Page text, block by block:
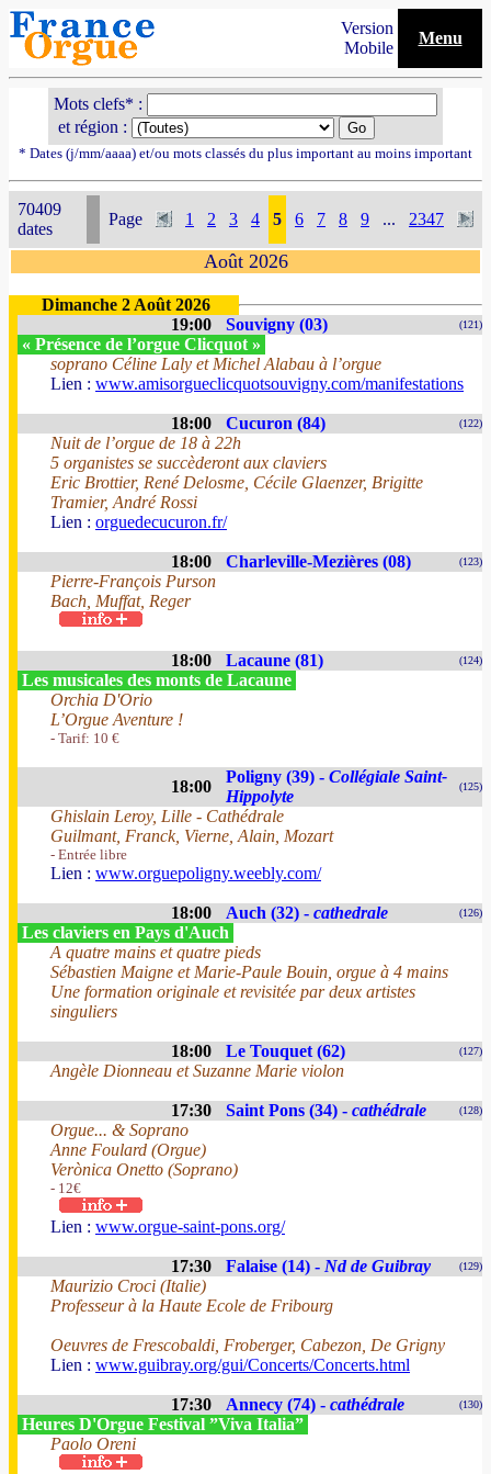
Version
Mobile
Menu
Mots clefs* :
et région :
* Dates (j/mm/aaaa) et/ou mots classés du plus important au moins important
70409
dates
Page 1 2 3 4 5 6 7 8 9 ... 2347
Août 2026
Dimanche 2 Août 2026
19:00
Souvigny (03) (121)
« Présence de l’orgue Clicquot »
soprano Céline Laly et Michel Alabau à l’orgue
Lien : www.amisorgueclicquotsouvigny.com/manifestations
18:00 Cucuron (84) (122)
Nuit de l’orgue de 18 à 22h
5 organistes se succèderont aux claviers
Eric Brottier, René Delosme, Cécile Glaenzer, Brigitte
Tramier, André Rossi
Lien : orguedecucuron.fr/
18:00 Charleville-Mezières (08) (123)
Pierre-François Purson
Bach, Muffat, Reger
18:00 Lacaune (81) (124)
Les musicales des monts de Lacaune
Orchia D'Orio
L’Orgue Aventure !
- Tarif: 10 €
18:00
Poligny (39) - Collégiale Saint-
Hippolyte
(125)
Ghislain Leroy, Lille - Cathédrale
Guilmant, Franck, Vierne, Alain, Mozart
- Entrée libre
Lien : www.orguepoligny.weebly.com/
18:00 Auch (32) - cathedrale (126)
Les claviers en Pays d'Auch
A quatre mains et quatre pieds
Sébastien Maigne et Marie-Paule Bouin, orgue à 4 mains
Une formation originale et revisitée par deux artistes
singuliers
18:00 Le Touquet (62) (127)
Angèle Dionneau et Suzanne Marie violon
17:30 Saint Pons (34) - cathédrale (128)
Orgue... & Soprano
Anne Foulard (Orgue)
Verònica Onetto (Soprano)
- 12€
Lien : www.orgue-saint-pons.org/
17:30 Falaise (14) - Nd de Guibray (129)
Maurizio Croci (Italie)
Professeur à la Haute Ecole de Fribourg
Oeuvres de Frescobaldi, Froberger, Cabezon, De Grigny
Lien : www.guibray.org/gui/Concerts/Concerts.html
17:30 Annecy (74) - cathédrale (130)
Heures D'Orgue Festival ”Viva Italia”
Paolo Oreni